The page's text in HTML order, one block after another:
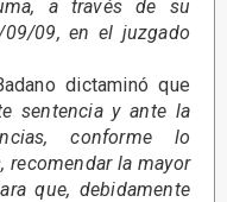
a través de su
09, en el juzgado
dictaminó que
sentencia y ante la
conforme lo
recomendar la mayor
que, debidamente